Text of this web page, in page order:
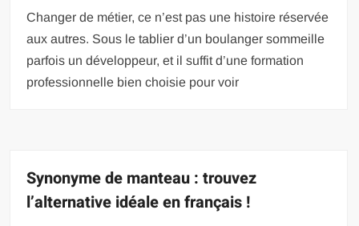
Changer de métier, ce n’est pas une histoire réservée
aux autres. Sous le tablier d’un boulanger sommeille
parfois un développeur, et il suffit d’une formation
professionnelle bien choisie pour voir
Synonyme de manteau : trouvez
l’alternative idéale en français !